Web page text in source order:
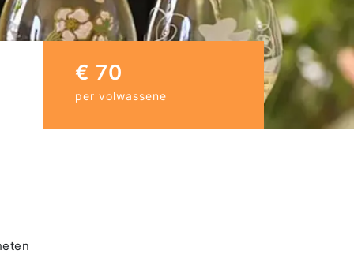
€ 70
per volwassene